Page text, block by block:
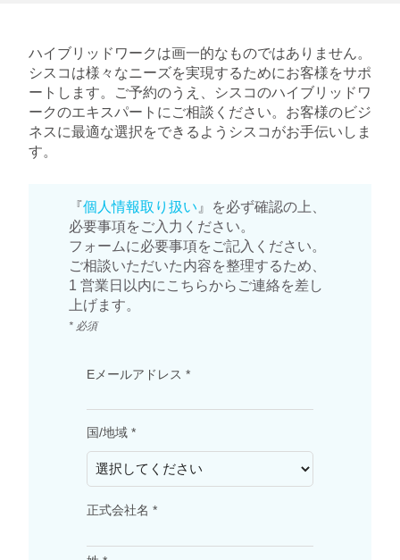
ハイブリッドワークは画一的なものではありません。
シスコは様々なニーズを実現するためにお客様をサポ
ートします。ご予約のうえ、シスコのハイブリッドワ
ークのエキスパートにご相談ください。お客様のビジ
ネスに最適な選択をできるようシスコがお手伝いしま
す。
『個人情報取り扱い 』を必ず確認の上、
必要事項をご入力ください。
フォームに必要事項をご記入ください。
ご相談いただいた内容を整理するため、
1 営業日以内にこちらからご連絡を差し
上げます。
* 必須
Eメールアドレス *
国/地域 *
正式会社名 *